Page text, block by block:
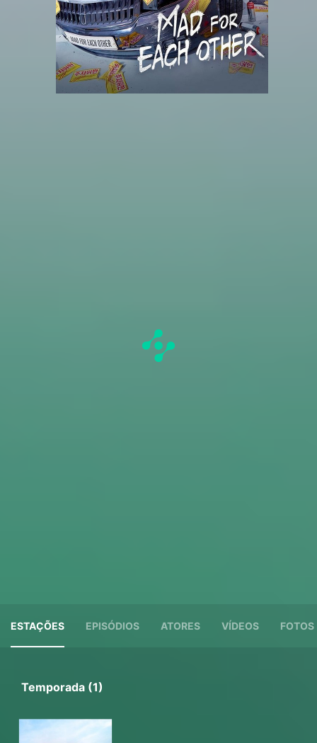
ESTAÇÕES EPISÓDIOS ATORES VÍDEOS FOTOS
Temporada (1)